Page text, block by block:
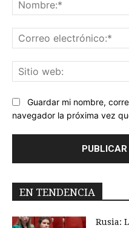
Guardar mi nombre,
navegador la próxima vez
EN TENDENCIA
Rusia: